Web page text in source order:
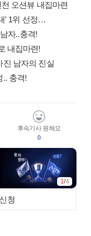
오션뷰 내집마련
’ 1위 선정…
자..충격!
내집마련!
진 남자의 진실
.. 충격!
후속기사 원해요
0
1/4
청